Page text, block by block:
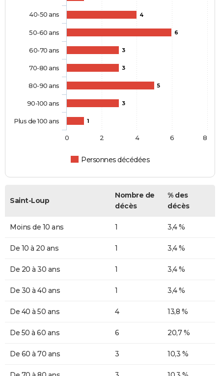
4
6
3
3
5
3
1
Personnes décédées
40-50 ans
50-60 ans
60-70 ans
70-80 ans
80-90 ans
90-100 ans
Plus de 100 ans
0 2 4 6 8
Saint-Loup
Nombre de
décès
% des
décès
Moins de 10 ans 1 3,4 %
De 10 à 20 ans 1 3,4 %
De 20 à 30 ans 1 3,4 %
De 30 à 40 ans 1 3,4 %
De 40 à 50 ans 4 13,8 %
De 50 à 60 ans 6 20,7 %
De 60 à 70 ans 3 10,3 %